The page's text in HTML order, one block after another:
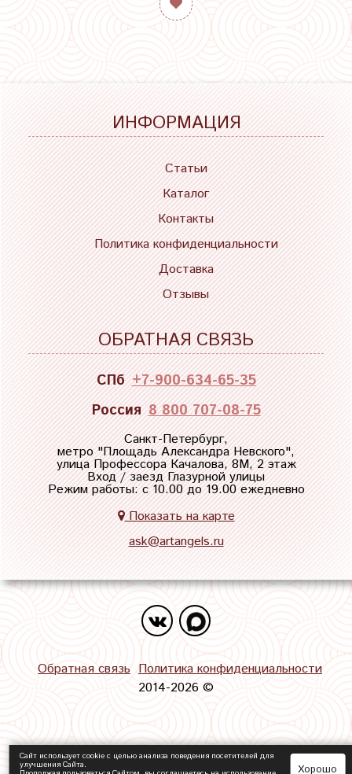
ИНФОРМАЦИЯ
Статьи
Каталог
Контакты
Политика конфиденциальности
Доставка
Отзывы
ОБРАТНАЯ СВЯЗЬ
СПб +7-900-634-65-35
Россия 8 800 707-08-75
Санкт-Петербург,
метро "Площадь Александра Невского",
улица Профессора Качалова, 8М, 2 этаж
Вход / заезд Глазурной улицы
Режим работы: с 10.00 до 19.00 ежедневно
Показать на карте
ask@artangels.ru
Обратная связь Политика конфиденциальности
2014-2026 ©
Сайт использует cookie с целью анализа поведения посетителей для
улучшения Сайта. Хорошо